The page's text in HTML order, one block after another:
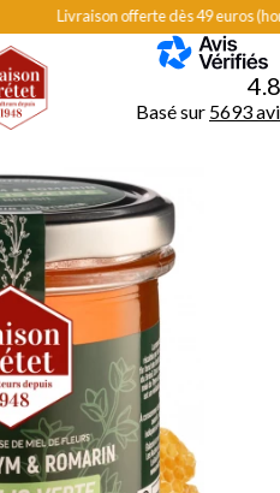
de port). Départ en livraison sous 48h
4.8
Basé sur 5693